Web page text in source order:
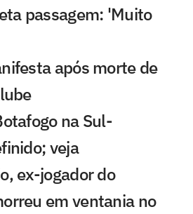
passagem: 'Muito
após morte de
na Sul-
veja
ex-jogador do
em ventania no